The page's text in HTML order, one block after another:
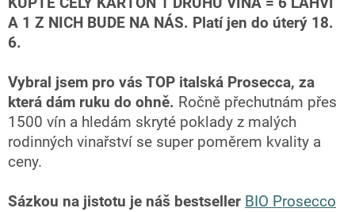
A 1 Z NICH BUDE NA NÁS. Platí jen do úterý 18.
6.
Vybral jsem pro vás TOP italská Prosecca, za
která dám ruku do ohně. Ročně přechutnám přes
1500 vín a hledám skryté poklady z malých
rodinných vinařství se super poměrem kvality a
ceny.
Sázkou na jistotu je náš bestseller BIO Prosecco